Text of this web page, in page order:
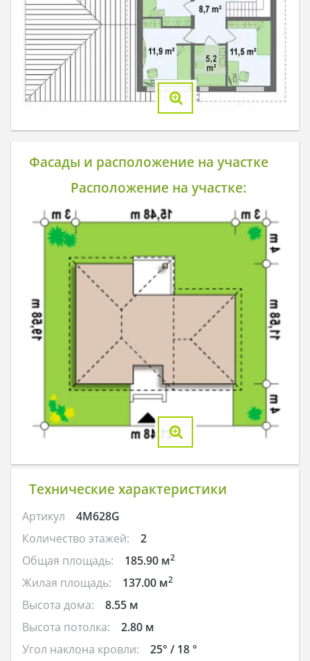
Фасады и расположение на участке
Расположение на участке:
Технические характеристики
Артикул
4M628G
Количество этажей:
2
Общая площадь:
185.90 м2
Жилая площадь: 137.00 м2
Высота дома:
8.55 м
Высота потолка:
2.80 м
Угол наклона кровли:
25° / 18 °